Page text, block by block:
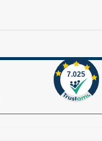
7.025